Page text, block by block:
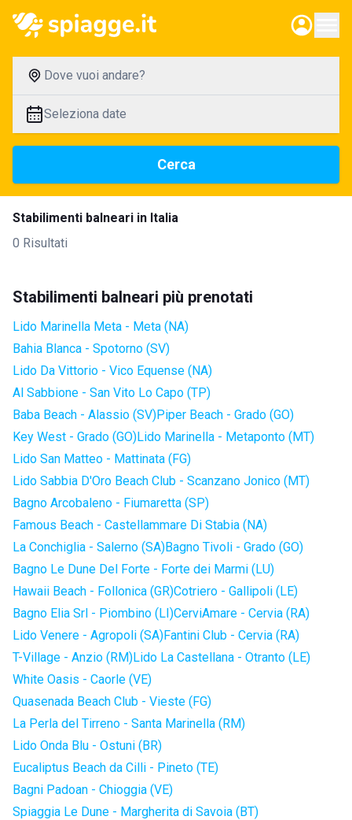
Dove vuoi andare?
Seleziona date
Cerca
Stabilimenti balneari in Italia
0 Risultati
Stabilimenti balneari più prenotati
Lido Marinella Meta - Meta (NA)
Bahia Blanca - Spotorno (SV)
Lido Da Vittorio - Vico Equense (NA)
Al Sabbione - San Vito Lo Capo (TP)
Baba Beach - Alassio (SV)Piper Beach - Grado (GO)
Key West - Grado (GO)Lido Marinella - Metaponto (MT)
Lido San Matteo - Mattinata (FG)
Lido Sabbia D'Oro Beach Club - Scanzano Jonico (MT)
Bagno Arcobaleno - Fiumaretta (SP)
Famous Beach - Castellammare Di Stabia (NA)
La Conchiglia - Salerno (SA)Bagno Tivoli - Grado (GO)
Bagno Le Dune Del Forte - Forte dei Marmi (LU)
Hawaii Beach - Follonica (GR)Cotriero - Gallipoli (LE)
Bagno Elia Srl - Piombino (LI)CerviAmare - Cervia (RA)
Lido Venere - Agropoli (SA)Fantini Club - Cervia (RA)
T-Village - Anzio (RM)Lido La Castellana - Otranto (LE)
White Oasis - Caorle (VE)
Quasenada Beach Club - Vieste (FG)
La Perla del Tirreno - Santa Marinella (RM)
Lido Onda Blu - Ostuni (BR)
Eucaliptus Beach da Cilli - Pineto (TE)
Bagni Padoan - Chioggia (VE)
Spiaggia Le Dune - Margherita di Savoia (BT)